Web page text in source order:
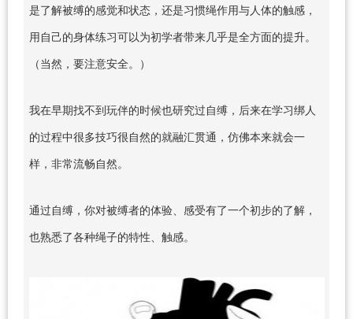
是了解被缚的感觉和状态，还是习惯绳作用与人体的触感，
用自己的身体练习可以为初学者带来几乎是全方面的提升。
（当然，要注意安全。）
我在早期找不到玩伴的时候也研究过自缚，后来在学习绑人
的过程中很多技巧很自然的就融汇贯通，仿佛本来就会一
样，非常流畅自然。
通过自缚，你对被缚者的体验、感受有了一个初步的了解，
也熟悉了各种绳子的特性、触感。